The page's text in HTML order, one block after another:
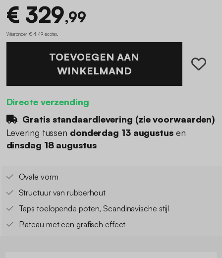
€ 329,99
Waaronder € 4,49 ecotax
TOEVOEGEN AAN
WINKELMAND
Directe verzending
Gratis standaardlevering (zie voorwaarden)
Levering tussen donderdag 13 augustusen
dinsdag 18 augustus
Ovale vorm
Structuur van rubberhout
Taps toelopende poten, Scandinavische stijl
Plateau met een grafisch effect